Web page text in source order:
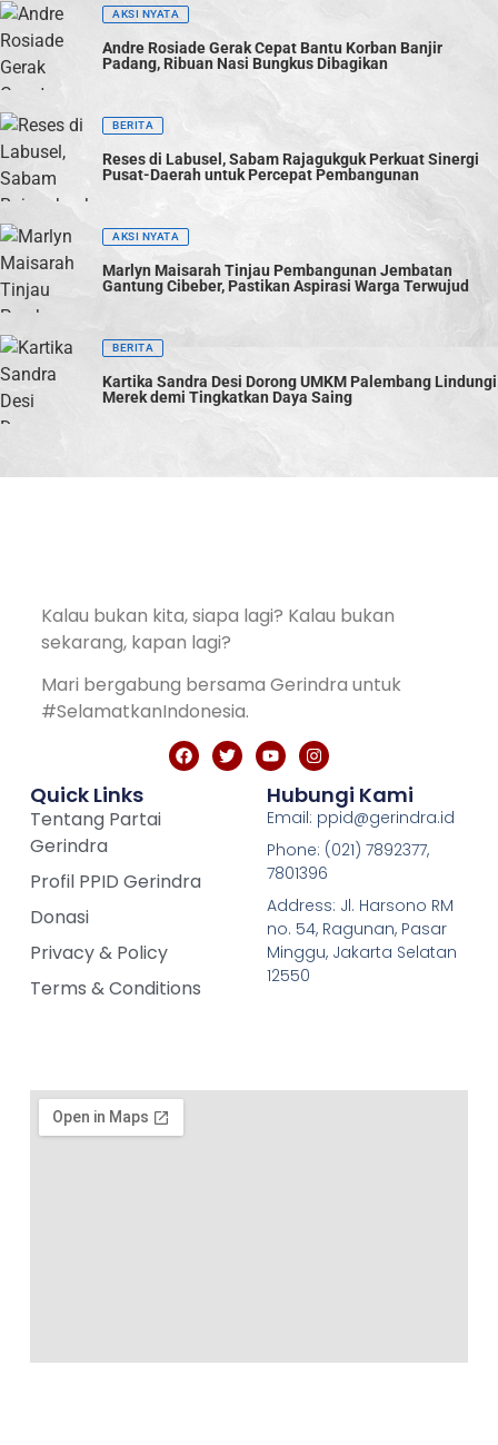
AKSI NYATA
Andre Rosiade Gerak Cepat Bantu Korban Banjir
Padang, Ribuan Nasi Bungkus Dibagikan
BERITA
Reses di Labusel, Sabam Rajagukguk Perkuat Sinergi
Pusat-Daerah untuk Percepat Pembangunan
AKSI NYATA
Marlyn Maisarah Tinjau Pembangunan Jembatan
Gantung Cibeber, Pastikan Aspirasi Warga Terwujud
BERITA
Kartika Sandra Desi Dorong UMKM Palembang Lindungi
Merek demi Tingkatkan Daya Saing
Kalau bukan kita, siapa lagi? Kalau bukan
sekarang, kapan lagi?
Mari bergabung bersama Gerindra untuk
#SelamatkanIndonesia.
Quick Links
Tentang Partai
Gerindra
Profil PPID Gerindra
Donasi
Privacy & Policy
Terms & Conditions
Hubungi Kami
Email: ppid@gerindra.id
Phone: (021) 7892377,
7801396
Address: Jl. Harsono RM
no. 54, Ragunan, Pasar
Minggu, Jakarta Selatan
12550